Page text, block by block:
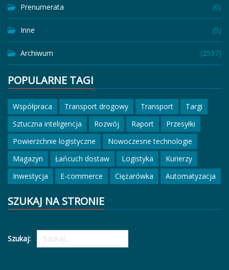
Prenumerata (0)
Inne (5)
Archiwum (2537)
POPULARNE TAGI
Współpraca Transport drogowy Transport
Targi
Sztuczna inteligencja
Rozwój Raport
Przesyłki
Powierzchnie logistyczne
Nowoczesne technologie
Magazyn
Łańcuch dostaw Logistyka
Kurierzy
Inwestycja
E-commerce Ciężarówka Automatyzacja
SZUKAJ NA STRONIE
Szukaj: